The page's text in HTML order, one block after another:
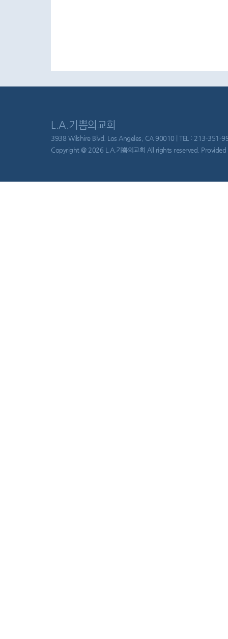
L.A.기쁨의교회
3938 Wilshire Blvd. Los Angeles, CA 90010 | TEL : 213-351-
Copyright @ 2026 L.A.기쁨의교회 All rights reserved. Provided